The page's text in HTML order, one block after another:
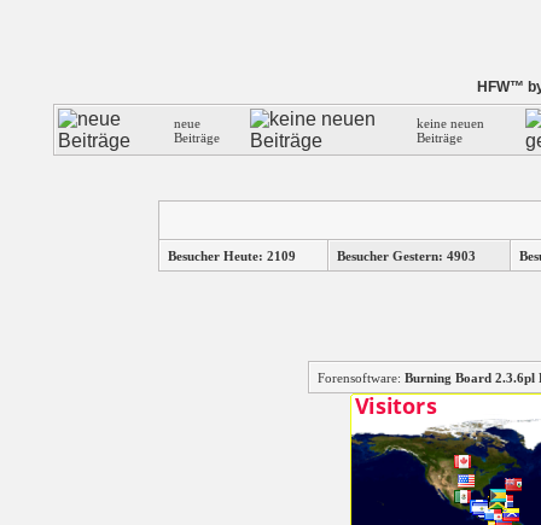
HFW™
neue
Beiträge
keine neuen
Beiträge
Besucher Heute: 2109 Besucher Gestern: 4903
Forensoftware: Burning Board